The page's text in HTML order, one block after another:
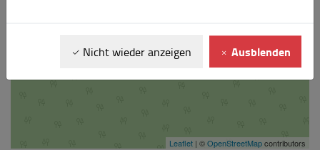
Leaflet | ©OpenStreetMapcontributors
Nicht wieder anzeigen Ausblenden